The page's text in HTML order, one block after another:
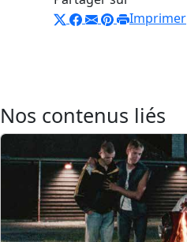
Imprimer
Nos contenus liés